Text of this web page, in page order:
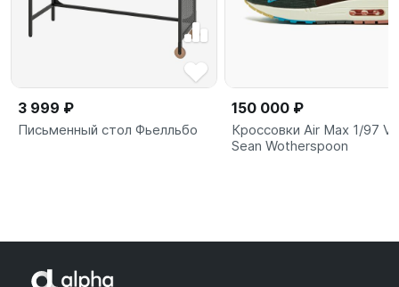
3 999 ₽
Письменный стол Фьелльбо
150 000 ₽
Кроссовки Air Max 1/97
Sean Wotherspoon